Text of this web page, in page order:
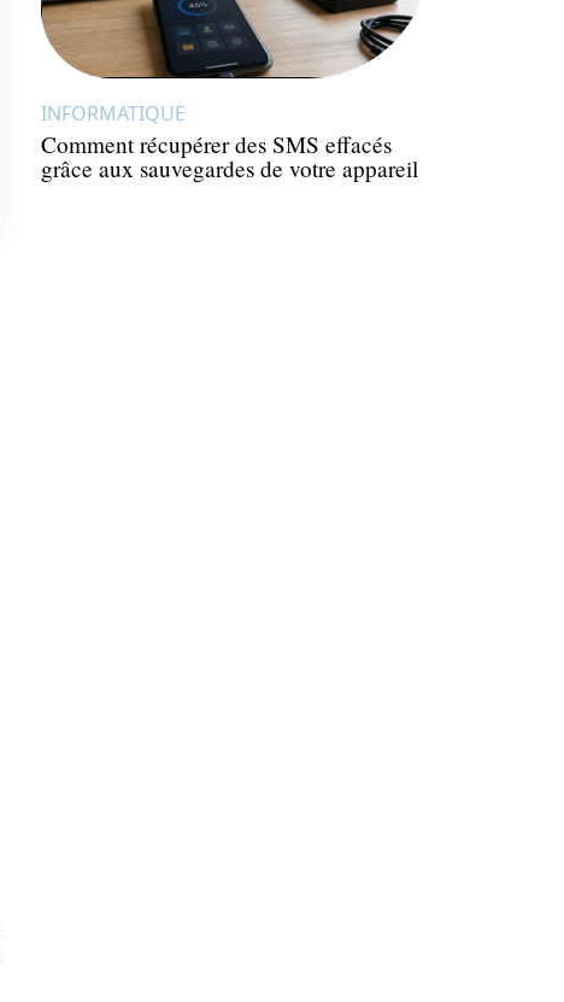
INFORMATIQUE
Comment récupérer des SMS effacés
grâce aux sauvegardes de votre appareil